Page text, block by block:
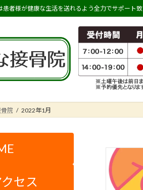
者様が健康な生活を送れるよう全力でサポート
院 2022年1月
セス